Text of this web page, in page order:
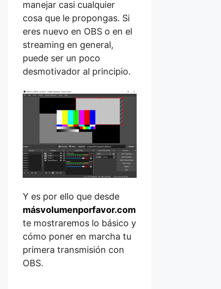
manejar casi cualquier
cosa que le propongas. Si
eres nuevo en OBS o en el
streaming en general,
puede ser un poco
desmotivador al principio.
Y es por ello que desde
másvolumenporfavor.com
te mostraremos lo básico y
cómo poner en marcha tu
primera transmisión con
OBS.